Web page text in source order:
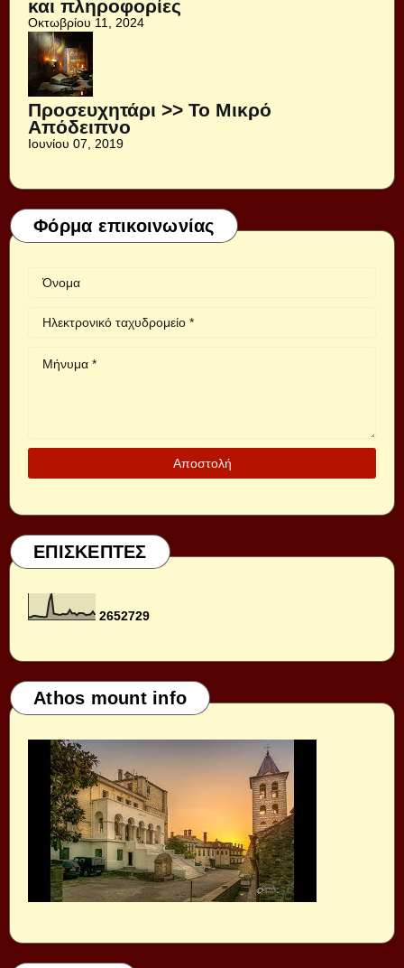
και πληροφορίες
Οκτωβρίου 11, 2024
Προσευχητάρι >> Το Μικρό
Απόδειπνο
Ιουνίου 07, 2019
Φόρμα επικοινωνίας
ΕΠΙΣΚΕΠΤΕΣ
2652729
Athos mount info